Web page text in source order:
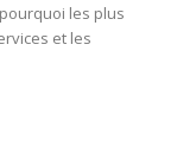
les plus
et les